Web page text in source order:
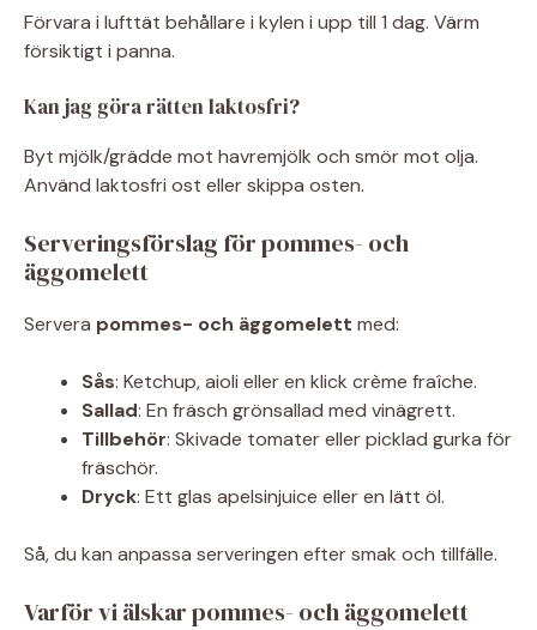
Förvara i lufttät behållare i kylen i upp till 1 dag. Värm
försiktigt i panna.
Kan jag göra rätten laktosfri?
Byt mjölk/grädde mot havremjölk och smör mot olja.
Använd laktosfri ost eller skippa osten.
Serveringsförslag för pommes- och
äggomelett
Servera pommes- och äggomelett med:
Sås: Ketchup, aioli eller en klick crème fraîche.
Sallad: En fräsch grönsallad med vinägrett.
Tillbehör: Skivade tomater eller picklad gurka för
fräschör.
Dryck: Ett glas apelsinjuice eller en lätt öl.
Så, du kan anpassa serveringen efter smak och tillfälle.
Varför vi älskar pommes- och äggomelett